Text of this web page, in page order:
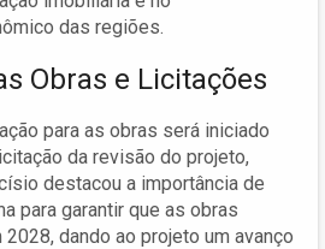
das regiões.
Obras e Licitações
para as obras será iniciado
da revisão do projeto,
destacou a importância de
para garantir que as obras
dando ao projeto um avanço